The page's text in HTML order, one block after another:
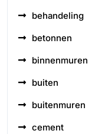
behandeling
betonnen
binnenmuren
buiten
buitenmuren
cement